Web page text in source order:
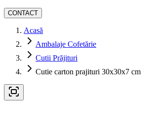
CONTACT
Acasă
Ambalaje Cofetărie
Cutii Prăjituri
Cutie carton prajituri 30x30x7 cm